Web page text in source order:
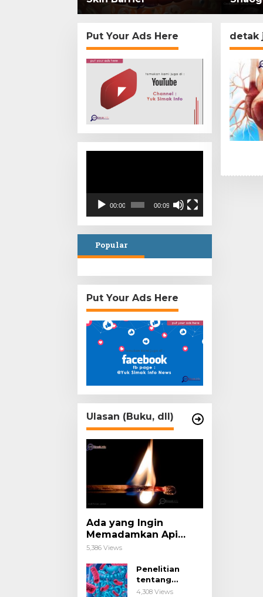
Put Your Ads Here
00:00 00:09
Popular
Put Your Ads Here
Ulasan (Buku, dll)
Ada yang Ingin
Memadamkan Api
Impianmu!
5,386 Views
Penelitian
tentang
Probiotik
4,308 Views
detak